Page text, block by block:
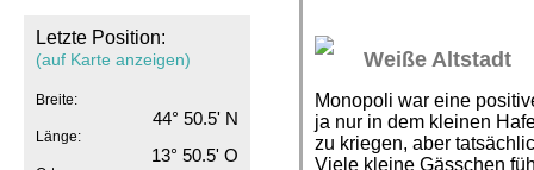
Letzte Position:
(auf Karte anzeigen)
Breite:
44° 50.5' N
Länge:
13° 50.5' O
Weiße Altstadt
Monopoli war eine
ja nur in dem kleinen
zu kriegen, aber
Viele kleine Gässchen